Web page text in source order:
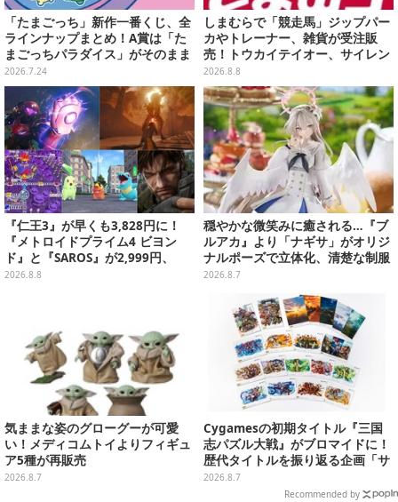
「たまごっち」新作一番くじ、全
ラインナップまとめ！A賞は「た
まごっちパラダイス」がそのまま
ビッグサイズになったアラームク
ロック
2026.7.24
しまむらで「競走馬」ジップパー
カやトレーナー、雑貨が受注販
売！トウカイテイオー、サイレン
ススズカなど名馬をデザイン
2026.8.8
『仁王3』が早くも3,828円に！
『メトロイドプライム4 ビヨン
ド』と『SAROS』が2,999円、
『メタルギアソリッド Δ』は2,49
2026.8.8
穏やかな微笑みに癒される…『ブ
ルアカ』より「ナギサ」がオリジ
ナルポーズで立体化、清楚な制服
は白の彩色にこだわり
2026.8.7
気ままな姿のグローグーが可愛
い！メディコムトイよりフィギュ
ア5種が再販売
2026.8.7
Cygamesの初期タイトル『三国
志パズル大戦』がブロマイドに！
歴代タイトルを振り返る企画「サ
イゲームス メモリーズ」との連動
企画、全20種がコンビニで発売中
2026.8.7
Recommended by